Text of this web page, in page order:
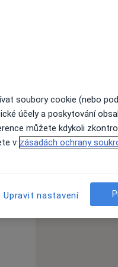
soubory cookie (nebo
účely a poskytování
můžete kdykoli
v zásadách ochrany
Upravit nastavení